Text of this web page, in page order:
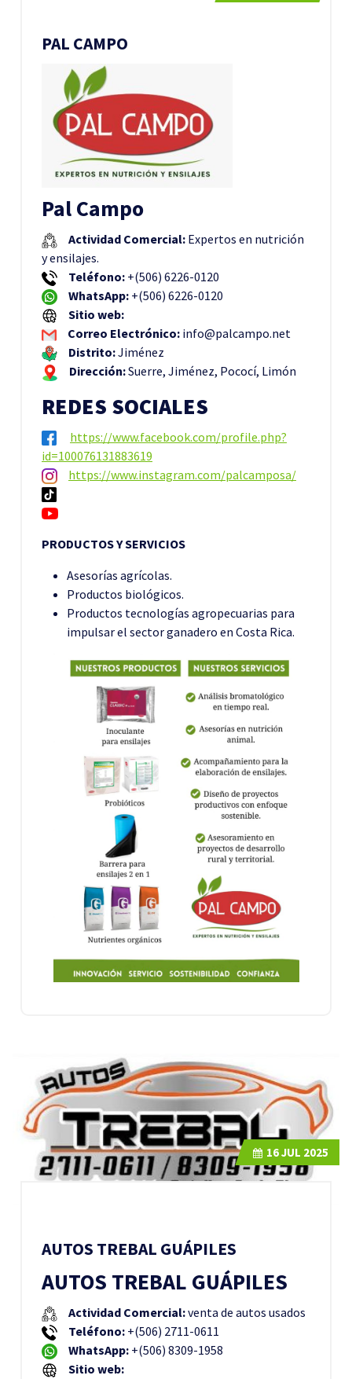
PAL CAMPO
Pal Campo
Actividad Comercial: Expertos en nutrición
y ensilajes.
Teléfono: +(506) 6226-0120
WhatsApp: +(506) 6226-0120
Sitio web:
Correo Electrónico: info@palcampo.net
Distrito:Jiménez
Dirección:Suerre, Jiménez, Pococí, Limón
REDES SOCIALES
https://www.facebook.com/profile.php?
id=100076131883619
https://www.instagram.com/palcamposa/
PRODUCTOS Y SERVICIOS
Asesorías agrícolas.
Productos biológicos.
Productos tecnologías agropecuarias para
impulsar el sector ganadero en Costa Rica.
AUTOS TREBAL GUÁPILES
16JUL 2025
AUTOS TREBAL GUÁPILES
Actividad Comercial:venta de autos usados
Teléfono: +(506) 2711-0611
WhatsApp: +(506) 8309-1958
Sitio web: